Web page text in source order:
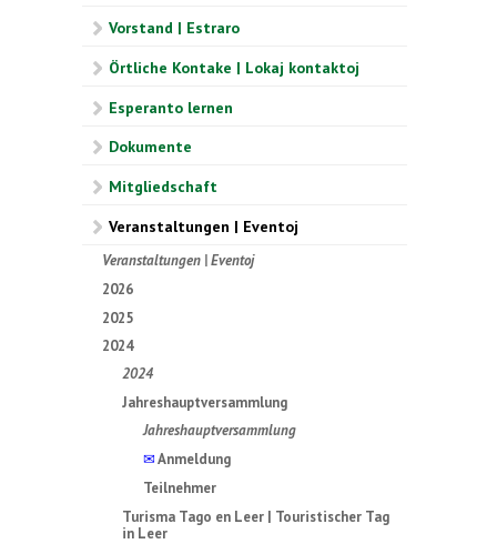
Vorstand | Estraro
Örtliche Kontake | Lokaj kontaktoj
Esperanto lernen
Dokumente
Mitgliedschaft
Veranstaltungen | Eventoj
Veranstaltungen | Eventoj
2026
2025
2024
2024
Jahreshauptversammlung
Jahreshauptversammlung
✉Anmeldung
Teilnehmer
Turisma Tago en Leer | Touristischer Tag
in Leer